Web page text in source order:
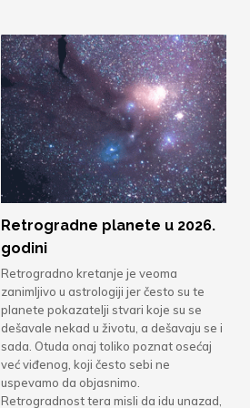
Retrogradne planete u 2026.
godini
Retrogradno kretanje je veoma
zanimljivo u astrologiji jer često su te
planete pokazatelji stvari koje su se
dešavale nekad u životu, a dešavaju se i
sada. Otuda onaj toliko poznat osećaj
već viđenog, koji često sebi ne
uspevamo da objasnimo.
Retrogradnost tera misli da idu unazad,